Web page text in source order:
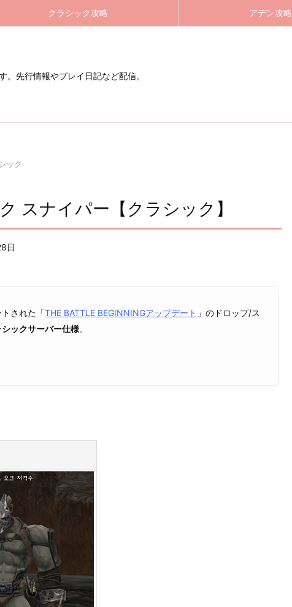
クラシック攻略 アデン攻略
先行情報やプレイ日記など配信。
ック
スナイパー【クラシック】
日
された「THE BATTLE BEGINNINGアップデート 」のドロップ/ス
シックサーバー仕様。